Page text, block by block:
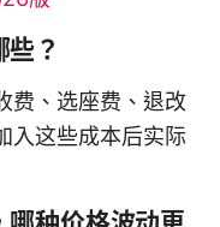
？
费、选座费、退改
入这些成本后实际